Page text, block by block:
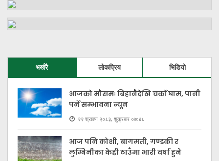
भर्खरै लोकप्रिय भिडियो
आजको मौसमः बिहानैदेखि चर्को घाम, पानी
पर्ने सम्भावना न्यून
२२ श्रावण २०८३, शुक्रबार ०७:४८
आज पनि कोशी, बागमती, गण्डकी र
लुम्बिनीका केही ठाउँमा भारी वर्षा हुने